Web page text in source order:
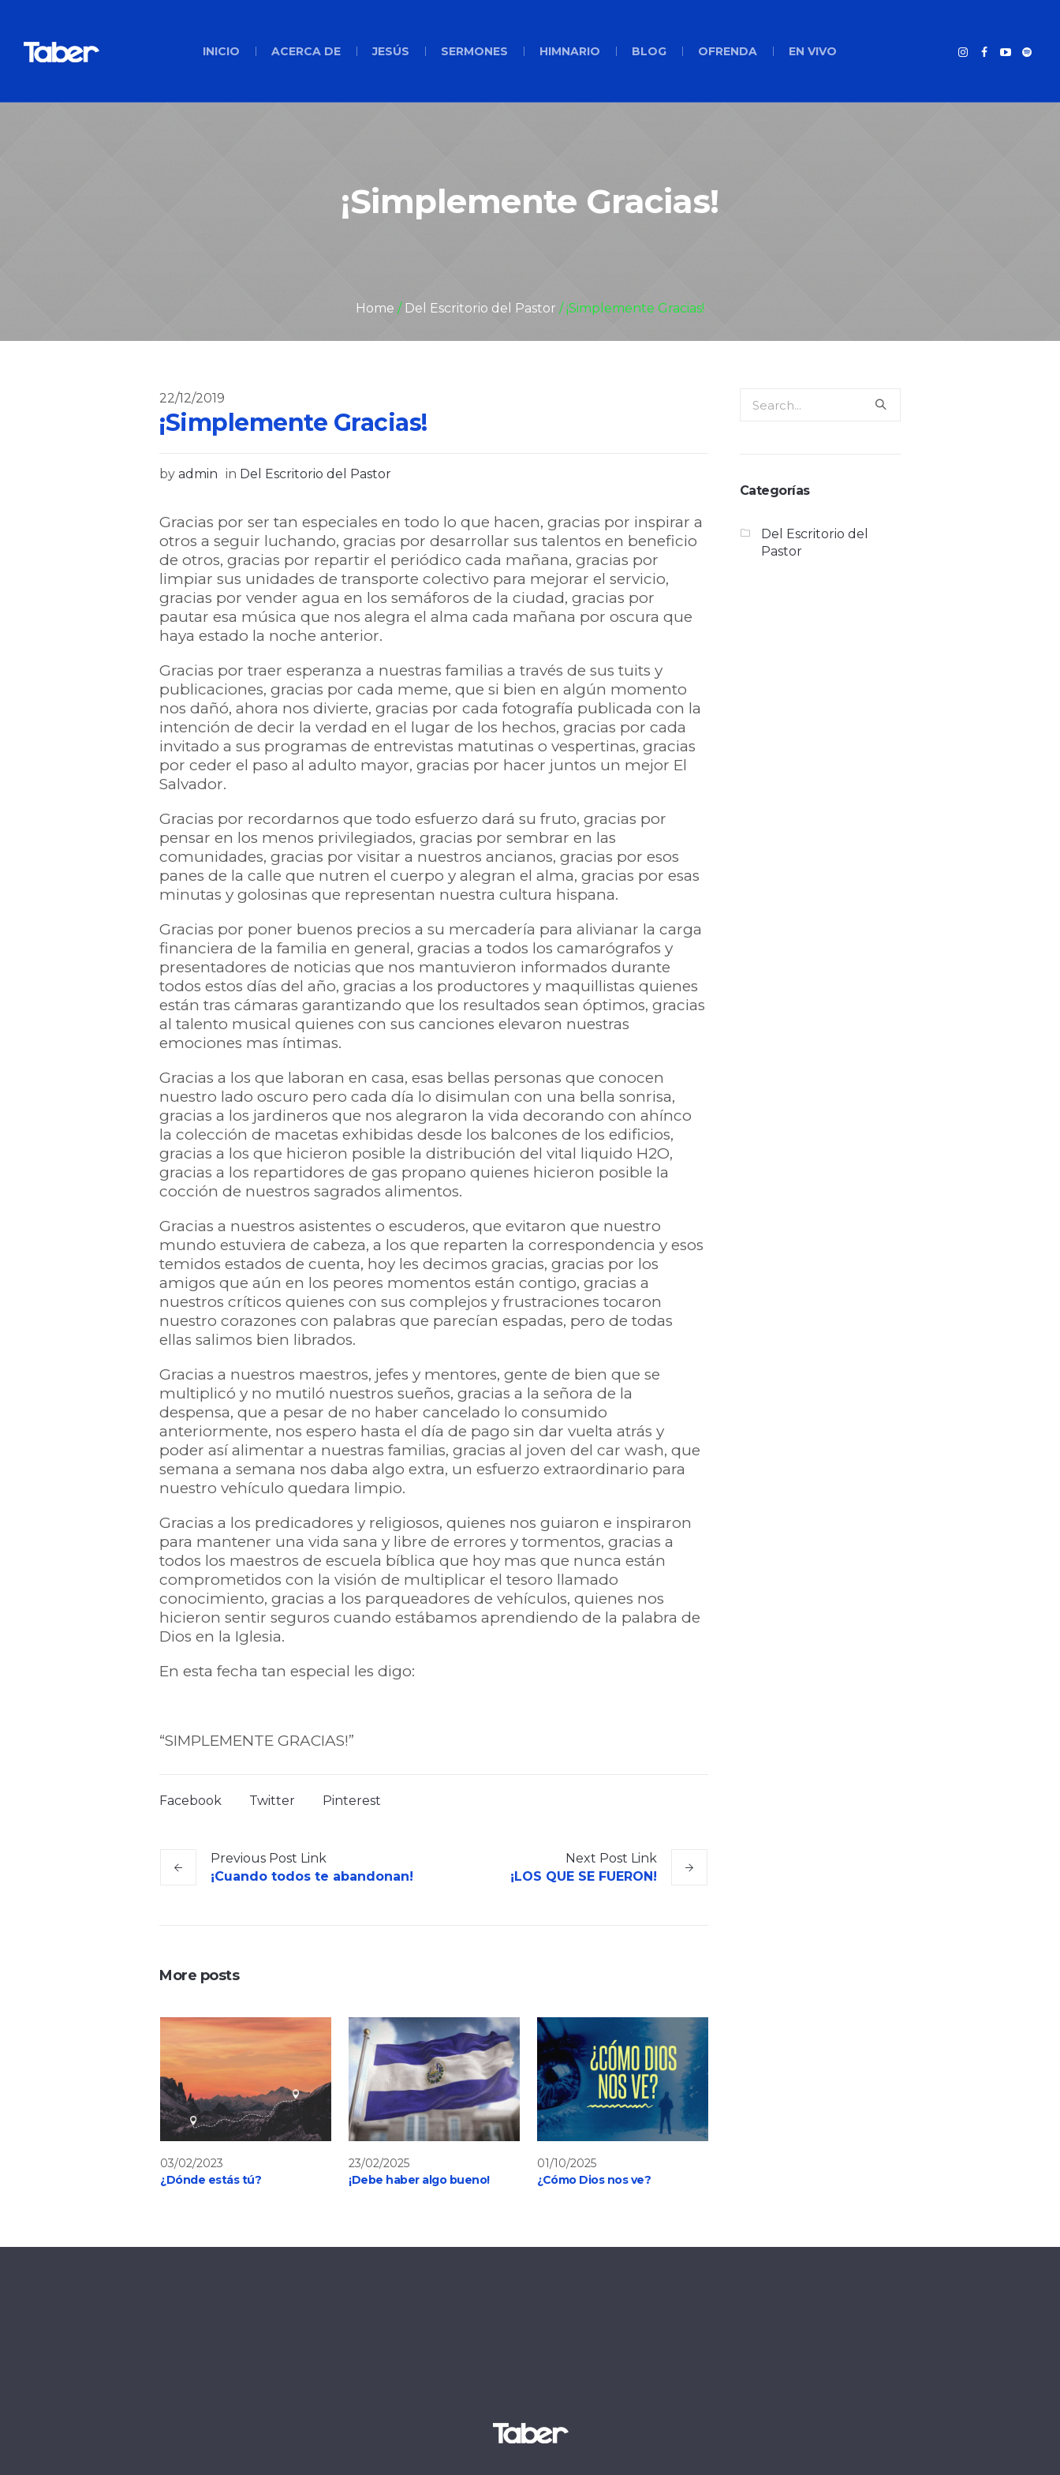
INICIO ACERCA DE JESÚS SERMONES HIMNARIO BLOG OFRENDA EN VIVO
¡Simplemente Gracias!
Home / Del Escritorio del Pastor /¡Simplemente Gracias!
22/12/2019
¡Simplemente Gracias!
by admin in Del Escritorio del Pastor
Gracias por ser tan especiales en todo lo que hacen, gracias por inspirar a
otros a seguir luchando, gracias por desarrollar sus talentos en beneficio
de otros, gracias por repartir el periódico cada mañana, gracias por
limpiar sus unidades de transporte colectivo para mejorar el servicio,
gracias por vender agua en los semáforos de la ciudad, gracias por
pautar esa música que nos alegra el alma cada mañana por oscura que
haya estado la noche anterior.
Gracias por traer esperanza a nuestras familias a través de sus tuits y
publicaciones, gracias por cada meme, que si bien en algún momento
nos dañó, ahora nos divierte, gracias por cada fotografía publicada con la
intención de decir la verdad en el lugar de los hechos, gracias por cada
invitado a sus programas de entrevistas matutinas o vespertinas, gracias
por ceder el paso al adulto mayor, gracias por hacer juntos un mejor El
Salvador.
Gracias por recordarnos que todo esfuerzo dará su fruto, gracias por
pensar en los menos privilegiados, gracias por sembrar en las
comunidades, gracias por visitar a nuestros ancianos, gracias por esos
panes de la calle que nutren el cuerpo y alegran el alma, gracias por esas
minutas y golosinas que representan nuestra cultura hispana.
Gracias por poner buenos precios a su mercadería para alivianar la carga
financiera de la familia en general, gracias a todos los camarógrafos y
presentadores de noticias que nos mantuvieron informados durante
todos estos días del año, gracias a los productores y maquillistas quienes
están tras cámaras garantizando que los resultados sean óptimos, gracias
al talento musical quienes con sus canciones elevaron nuestras
emociones mas íntimas.
Gracias a los que laboran en casa, esas bellas personas que conocen
nuestro lado oscuro pero cada día lo disimulan con una bella sonrisa,
gracias a los jardineros que nos alegraron la vida decorando con ahínco
la colección de macetas exhibidas desde los balcones de los edificios,
gracias a los que hicieron posible la distribución del vital liquido H2O,
gracias a los repartidores de gas propano quienes hicieron posible la
cocción de nuestros sagrados alimentos.
Gracias a nuestros asistentes o escuderos, que evitaron que nuestro
mundo estuviera de cabeza, a los que reparten la correspondencia y esos
temidos estados de cuenta, hoy les decimos gracias, gracias por los
amigos que aún en los peores momentos están contigo, gracias a
nuestros críticos quienes con sus complejos y frustraciones tocaron
nuestro corazones con palabras que parecían espadas, pero de todas
ellas salimos bien librados.
Gracias a nuestros maestros, jefes y mentores, gente de bien que se
multiplicó y no mutiló nuestros sueños, gracias a la señora de la
despensa, que a pesar de no haber cancelado lo consumido
anteriormente, nos espero hasta el día de pago sin dar vuelta atrás y
poder así alimentar a nuestras familias, gracias al joven del car wash, que
semana a semana nos daba algo extra, un esfuerzo extraordinario para
nuestro vehículo quedara limpio.
Gracias a los predicadores y religiosos, quienes nos guiaron e inspiraron
para mantener una vida sana y libre de errores y tormentos, gracias a
todos los maestros de escuela bíblica que hoy mas que nunca están
comprometidos con la visión de multiplicar el tesoro llamado
conocimiento, gracias a los parqueadores de vehículos, quienes nos
hicieron sentir seguros cuando estábamos aprendiendo de la palabra de
Dios en la Iglesia.
En esta fecha tan especial les digo:
“SIMPLEMENTE GRACIAS!”
Facebook Twitter Pinterest
Previous Post Link
¡Cuando todos te abandonan!
Next Post Link
¡LOS QUE SE FUERON!
More posts
03/02/2023
¿Dónde estás tú?
23/02/2025
¡Debe haber algo bueno!
01/10/2025
¿Cómo Dios nos ve?
Categorías
Del Escritorio del
Pastor